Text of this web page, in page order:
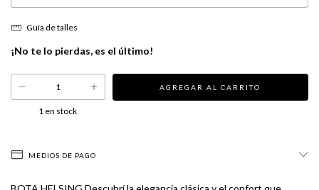
Guía de talles
¡No te lo pierdas, es el último!
1 en stock
MEDIOS DE PAGO